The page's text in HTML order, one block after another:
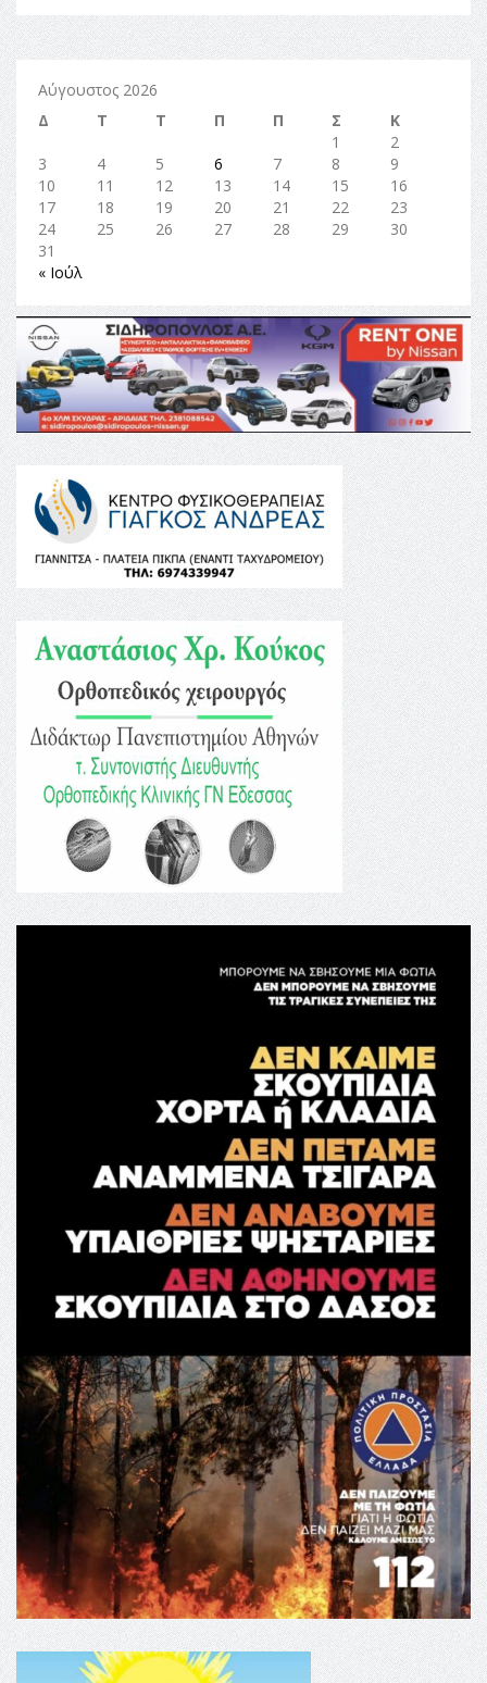
Αύγουστος 2026
Δ
Τ Τ Π Π Σ
Κ
1
2
3
4 5 6 7 8
9
10
11 12 13 14 15
16
17
18 19 20 21 22
23
24
25 26 27 28 29
30
31
« Ιούλ